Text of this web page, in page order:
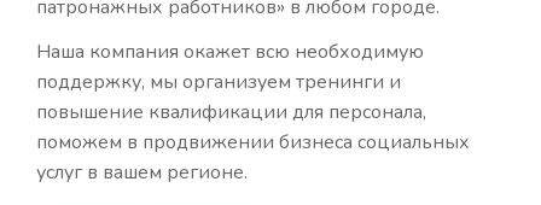
патронажных работников» в любом городе.
Наша компания окажет всю необходимую
поддержку, мы организуем тренинги и
повышение квалификации для персонала,
поможем в продвижении бизнеса социальных
услуг в вашем регионе.